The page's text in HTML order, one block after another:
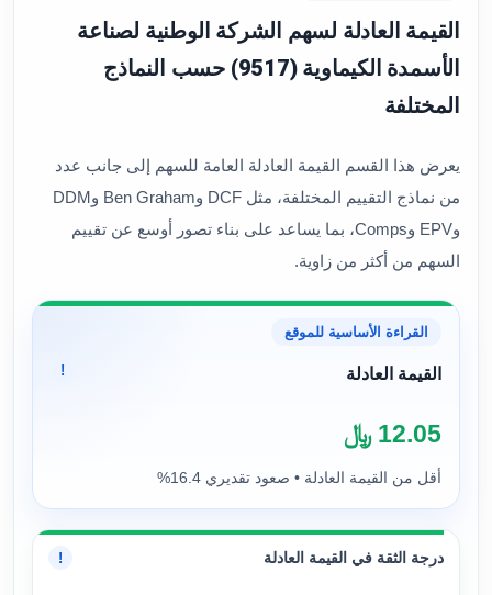
القيمة العادلة لسهم الشركة الوطنية لصناعة
الأسمدة الكيماوية (9517) حسب النماذج
المختلفة
يعرض هذا القسم القيمة العادلة العامة للسهم إلى جانب عدد
من نماذج التقييم المختلفة، مثل DCF وBen Graham وDDM
وEPV وComps، بما يساعد على بناء تصور أوسع عن تقييم
السهم من أكثر من زاوية.
القراءة الأساسية للموقع
القيمة العادلة !
12.05 ﷼
أقل من القيمة العادلة • صعود تقديري 16.4%
درجة الثقة في القيمة العادلة !